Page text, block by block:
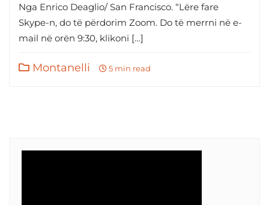
Nga Enrico Deaglio/ San Francisco. “Lëre fare
Skype-n, do të përdorim Zoom. Do të merrni në e-
mail në orën 9:30, klikoni […]
Montanelli 5 min read